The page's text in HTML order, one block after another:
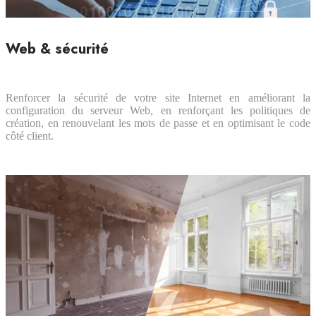
Web & sécurité
Renforcer la sécurité de votre site Internet en améliorant la
configuration du serveur Web, en renforçant les politiques de
création, en renouvelant les mots de passe et en optimisant le code
côté client.